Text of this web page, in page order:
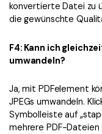
konvertierte Datei zu
die gewünschte
F4: Kann ich
umwandeln?
Ja, mit PDFelement
JPEGs umwandeln.
Symbolleiste auf
mehrere PDF-